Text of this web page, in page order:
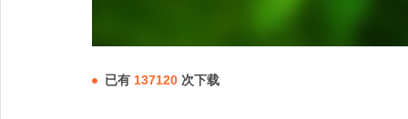
已有 137120 次下载